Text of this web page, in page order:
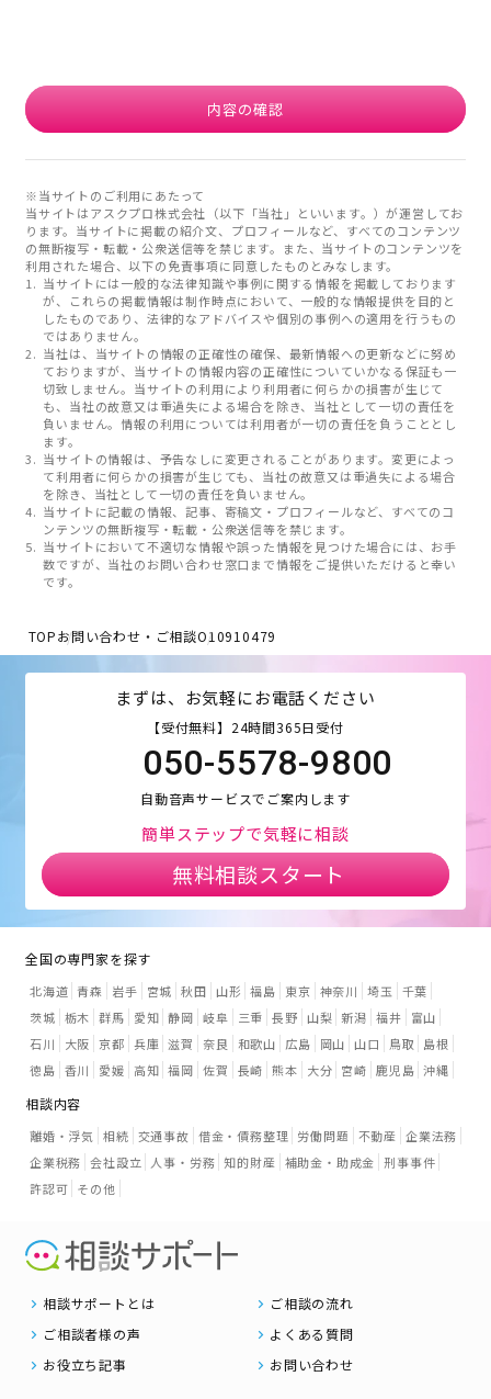
内容の確認
※当サイトのご利用にあたって
当サイトはアスクプロ株式会社（以下「当社」といいます。）が運営してお
ります。当サイトに掲載の紹介文、プロフィールなど、すべてのコンテンツ
の無断複写・転載・公衆送信等を禁じます。また、当サイトのコンテンツを
利用された場合、以下の免責事項に同意したものとみなします。
当サイトには一般的な法律知識や事例に関する情報を掲載しております
が、これらの掲載情報は制作時点において、一般的な情報提供を目的と
したものであり、法律的なアドバイスや個別の事例への適用を行うもの
ではありません。
当社は、当サイトの情報の正確性の確保、最新情報への更新などに努め
ておりますが、当サイトの情報内容の正確性についていかなる保証も一
切致しません。当サイトの利用により利用者に何らかの損害が生じて
も、当社の故意又は重過失による場合を除き、当社として一切の責任を
負いません。情報の利用については利用者が一切の責任を負うこととし
ます。
当サイトの情報は、予告なしに変更されることがあります。変更によっ
て利用者に何らかの損害が生じても、当社の故意又は重過失による場合
を除き、当社として一切の責任を負いません。
当サイトに記載の情報、記事、寄稿文・プロフィールなど、すべてのコ
ンテンツの無断複写・転載・公衆送信等を禁じます。
当サイトにおいて不適切な情報や誤った情報を見つけた場合には、お手
数ですが、当社のお問い合わせ窓口まで情報をご提供いただけると幸い
です。
TOPお問い合わせ・ご相談O10910479
まずは、お気軽にお電話ください
【受付無料】24時間365日受付
050-5578-9800
自動音声サービスでご案内します
簡単ステップで気軽に相談
無料相談スタート
全国の専門家を探す
北海道 青森 岩手 宮城 秋田 山形 福島 東京 神奈川 埼玉
千葉
茨城 栃木 群馬 愛知 静岡 岐阜 三重 長野 山梨 新潟 福井
富山
石川
大阪 京都 兵庫 滋賀 奈良 和歌山 広島 岡山 山口 鳥取
島根
徳島 香川 愛媛 高知 福岡 佐賀 長崎 熊本 大分 宮崎 鹿児島 沖縄
相談内容
離婚・浮気 相続 交通事故 借金・債務整理 労働問題 不動産 企業法務
企業税務 会社設立 人事・労務 知的財産 補助金・助成金 刑事事件
許認可 その他
相談サポートとは
ご相談の流れ
ご相談者様の声
よくある質問
お役立ち記事
お問い合わせ